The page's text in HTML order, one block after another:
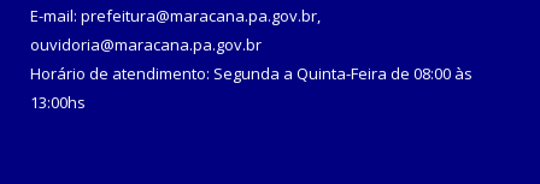
E-mail: prefeitura@maracana.pa.gov.br,
ouvidoria@maracana.pa.gov.br
Horário de atendimento: Segunda a Quinta-Feira de 08:00 às
13:00hs